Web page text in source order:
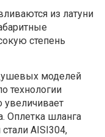
из латуни
степень
моделей
технологии
увеличивает
Оплетка шланга
AISI304,